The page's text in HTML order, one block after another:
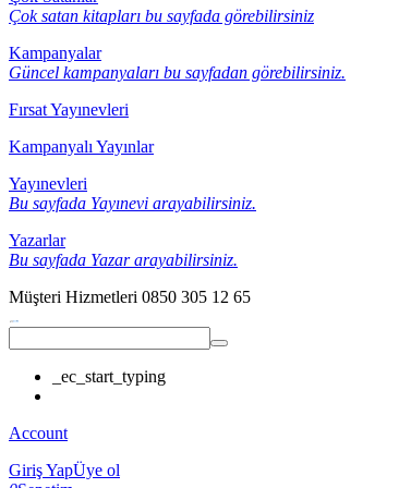
Çok satan kitapları bu sayfada görebilirsiniz
Kampanyalar
Güncel kampanyaları bu sayfadan görebilirsiniz.
Fırsat Yayınevleri
Kampanyalı Yayınlar
Yayınevleri
Bu sayfada Yayınevi arayabilirsiniz.
Yazarlar
Bu sayfada Yazar arayabilirsiniz.
Müşteri Hizmetleri 0850 305 12 65
_ec_start_typing
Account
Giriş YapÜye ol